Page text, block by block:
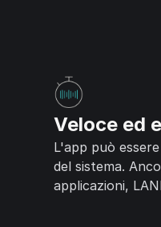
Veloce ed
L'app può
del sistema.
applicazioni,